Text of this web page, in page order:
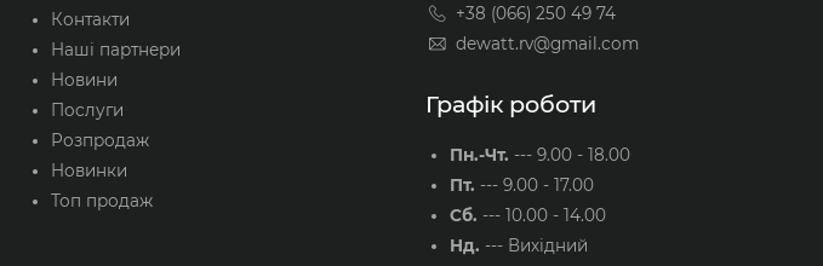
Контакти
Наші партнери
Новини
Послуги
Розпродаж
Новинки
Топ продаж
+38 (066) 250 49 74
dewatt.rv@gmail.com
Графік роботи
Пн.-Чт. --- 9.00 - 18.00
Пт. --- 9.00 - 17.00
Сб. --- 10.00 - 14.00
Нд. --- Вихідний